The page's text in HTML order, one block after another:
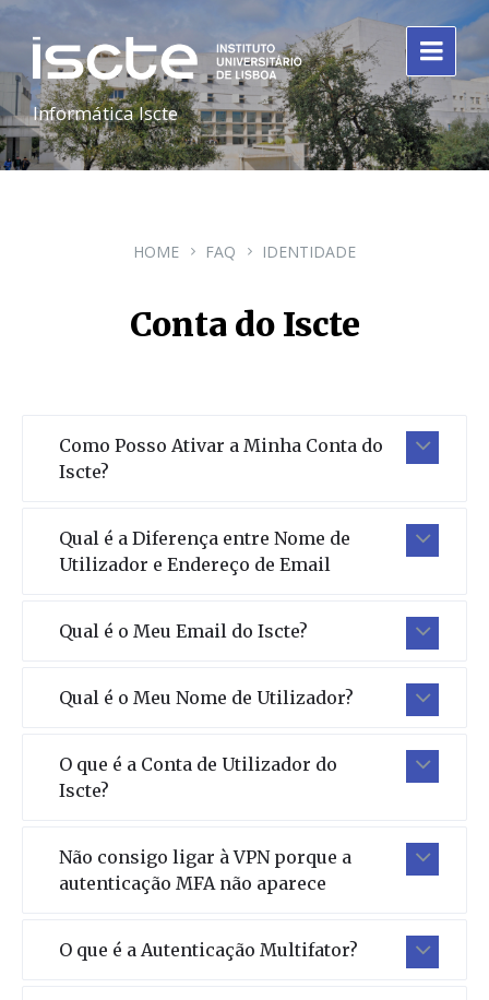
Informática Iscte
HOME FAQ IDENTIDADE
Conta do Iscte
Como Posso Ativar a Minha Conta do
Iscte?
Qual é a Diferença entre Nome de
Utilizador e Endereço de Email
Qual é o Meu Email do Iscte?
Qual é o Meu Nome de Utilizador?
O que é a Conta de Utilizador do
Iscte?
Não consigo ligar à VPN porque a
autenticação MFA não aparece
O que é a Autenticação Multifator?